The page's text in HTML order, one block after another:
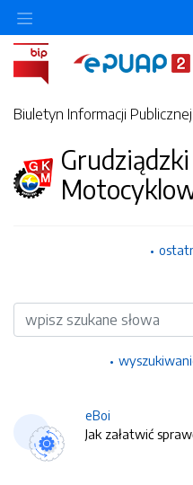
Biuletyn Informacji Publicznej
Wyszukiwarka
eBoi
Jak załatwić